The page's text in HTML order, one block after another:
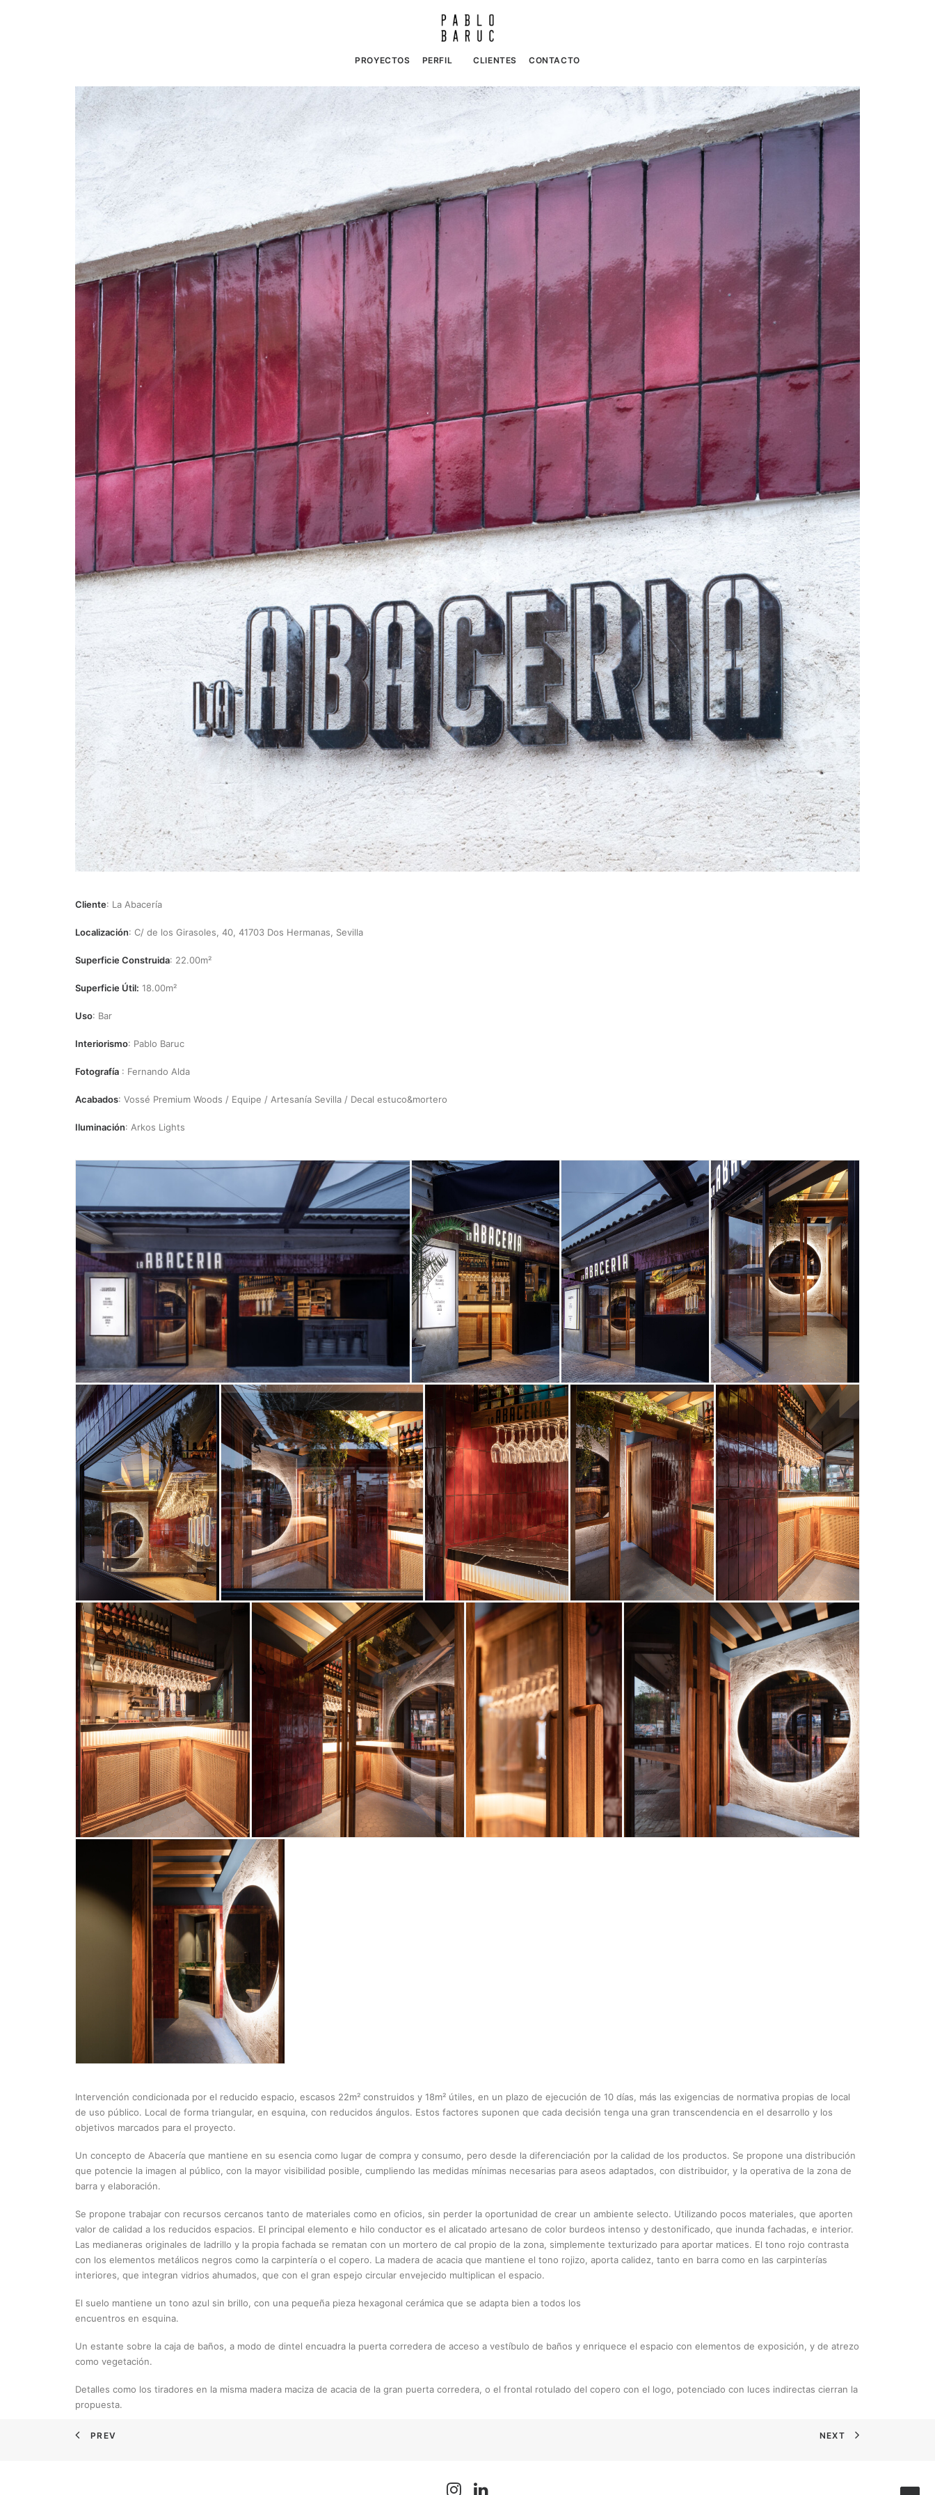
PROYECTOS PERFIL CLIENTES CONTACTO
Cliente: La Abacería
Localización: C/ de los Girasoles, 40, 41703 Dos Hermanas, Sevilla
Superficie Construida: 22.00m²
Superficie Útil: 18.00m²
Uso: Bar
Interiorismo: Pablo Baruc
Fotografía : Fernando Alda
Acabados: Vossé Premium Woods / Equipe / Artesanía Sevilla / Decal estuco&mortero
Iluminación: Arkos Lights
Intervención condicionada por el reducido espacio, escasos 22m² construidos y 18m² útiles, en un plazo de ejecución de 10 días, más las exigencias de normativa propias de local
de uso público. Local de forma triangular, en esquina, con reducidos ángulos. Estos factores suponen que cada decisión tenga una gran transcendencia en el desarrollo y los
objetivos marcados para el proyecto.
Un concepto de Abacería que mantiene en su esencia como lugar de compra y consumo, pero desde la diferenciación por la calidad de los productos. Se propone una distribución
que potencie la imagen al público, con la mayor visibilidad posible, cumpliendo las medidas mínimas necesarias para aseos adaptados, con distribuidor, y la operativa de la zona de
barra y elaboración.
Se propone trabajar con recursos cercanos tanto de materiales como en oficios, sin perder la oportunidad de crear un ambiente selecto. Utilizando pocos materiales, que aporten
valor de calidad a los reducidos espacios. El principal elemento e hilo conductor es el alicatado artesano de color burdeos intenso y destonificado, que inunda fachadas, e interior.
Las medianeras originales de ladrillo y la propia fachada se rematan con un mortero de cal propio de la zona, simplemente texturizado para aportar matices. El tono rojo contrasta
con los elementos metálicos negros como la carpintería o el copero. La madera de acacia que mantiene el tono rojizo, aporta calidez, tanto en barra como en las carpinterías
interiores, que integran vidrios ahumados, que con el gran espejo circular envejecido multiplican el espacio.
El suelo mantiene un tono azul sin brillo, con una pequeña pieza hexagonal cerámica que se adapta bien a todos los
encuentros en esquina.
Un estante sobre la caja de baños, a modo de dintel encuadra la puerta corredera de acceso a vestíbulo de baños y enriquece el espacio con elementos de exposición, y de atrezo
como vegetación.
Detalles como los tiradores en la misma madera maciza de acacia de la gran puerta corredera, o el frontal rotulado del copero con el logo, potenciado con luces indirectas cierran la
propuesta.
PREV NEXT